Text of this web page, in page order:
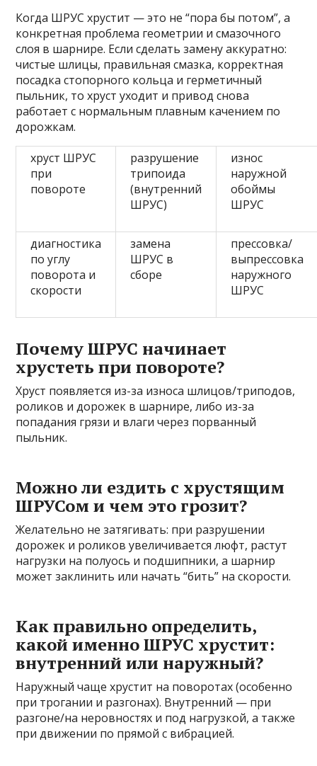
Когда ШРУС хрустит — это не “пора бы потом”, а
конкретная проблема геометрии и смазочного
слоя в шарнире. Если сделать замену аккуратно:
чистые шлицы, правильная смазка, корректная
посадка стопорного кольца и герметичный
пыльник, то хруст уходит и привод снова
работает с нормальным плавным качением по
дорожкам.
хруст ШРУС
при
повороте
разрушение
трипоида
(внутренний
ШРУС)
износ
наружной
обоймы
ШРУС
диагностика
по углу
поворота и
скорости
замена
ШРУС в
сборе
прессовка/
выпрессовка
наружного
ШРУС
Почему ШРУС начинает
хрустеть при повороте?
Хруст появляется из-за износа шлицов/триподов,
роликов и дорожек в шарнире, либо из-за
попадания грязи и влаги через порванный
пыльник.
Можно ли ездить с хрустящим
ШРУСом и чем это грозит?
Желательно не затягивать: при разрушении
дорожек и роликов увеличивается люфт, растут
нагрузки на полуось и подшипники, а шарнир
может заклинить или начать “бить” на скорости.
Как правильно определить,
какой именно ШРУС хрустит:
внутренний или наружный?
Наружный чаще хрустит на поворотах (особенно
при трогании и разгонах). Внутренний — при
разгоне/на неровностях и под нагрузкой, а также
при движении по прямой с вибрацией.